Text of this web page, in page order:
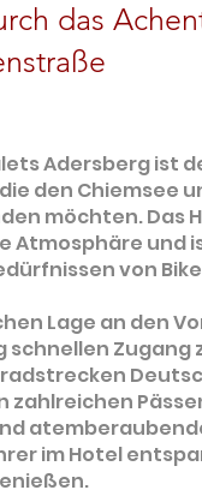
das
Adersberg ist
den Chiemsee
möchten. Das
Atmosphäre und
von
Lage an den
schnellen Zugang
zahlreichen
im Hotel